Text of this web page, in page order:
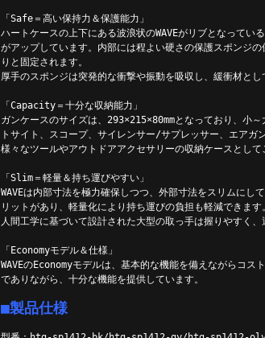
「Safe＝高い保持力＆保護能力」
ハートケースの上下にある波浪状のWAVEがリブとなって
がアップしています。内部には程よい硬さの保護スポンジ
りと固定されます。
厚手のスポンジは突発的な衝撃や振動を吸収し、緩衝材とし
「Capacity＝十分な収納能力」
ガンケースのサイズは、293×215×80mmとなっており、小
トサイト、スコープ、サイレンサー/サプレッサー、エアガ
様々なツールやアウトドアアクセサリーの収納ケースとして
「Slim＝軽量＆持ち運びやすい」
WAVEは内部寸法を極力確保しつつ、外部寸法をスリムにし
リットがあり、軽量化により持ち運びの負担も軽減できます。
人間工学に基づいて設計された大型の取っ手は握りやすく、
「Economyモデル＆仕様」
WAVEのEconomyモデルは、基本的な機能を備えながらコ
でありながら、十分な機能を提供しています。
■製品仕様